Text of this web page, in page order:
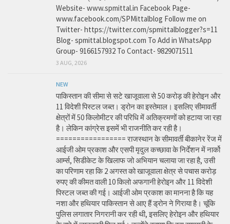
Website- www.spmittal.in Facebook Page-
www.facebook.com/SPMittalblog Follow me on
Twitter- https://twitter.com/spmittalblogger?s=11
Blog- spmittal.blogspot.com To Add in WhatsApp
Group- 9166157932 To Contact- 9829071511
3 AUG, 2026
NEW
पाकिस्तान की सीमा से सटे खाजूवाला से 50 करोड़ की हेरोइन और
11 विदेशी पिस्टल जब्त। ड्रोन का इस्तेमाल। इसलिए सीमावर्ती
क्षेत्रों में 50 किलोमीटर की परिधि में अतिक्रमणों को हटाया जा रहा
है। लेकिन कांग्रेस इसमें भी राजनीति कर रही है।
================= राजस्थान के सीमावर्ती बीकानेर रेंज में
आईजी ओम प्रकाश और एसपी मृदुल कच्छावा के निर्देशन में नार्को
आर्म्स, सिडीकेट के खिलाफ जो अभियान चलाया जा रहा है, उसी
का परिणाम रहा कि 2 अगस्त को खाजूवाला क्षेत्र से पचास करोड़
रुपए की कीमत वाली 10 किलो अफगानी हेरोइन और 11 विदेशी
पिस्टल जब्त की गई। आईजी ओम प्रकाश का मानना है कि यह
नशा और हथियार पाकिस्तान से आए हैं ड्रोन ने गिराया है। चूंकि
पुलिस लगातार निगरानी कर रही थी, इसलिए हेरोइन और हथियार